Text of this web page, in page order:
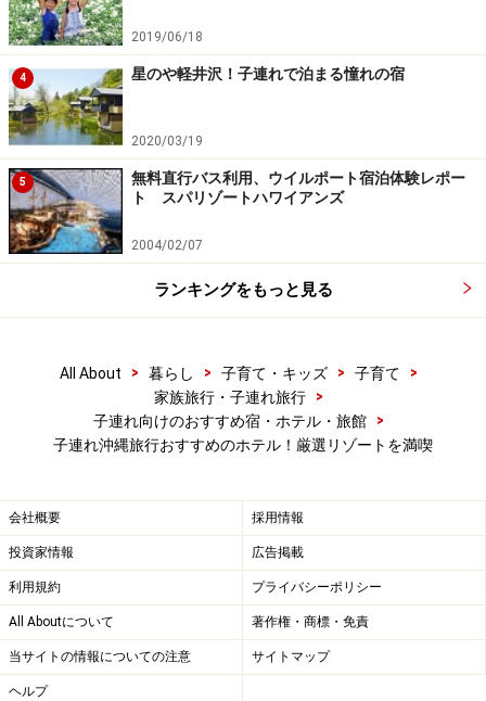
沖縄本島北部に広がる「やんばる」と呼ばれるありのま
まの大自然のなかに「JAL プライベートリゾート オク
マ」はあります。
夏休み期間は「オクマわんぱく教室」を開校
ファミリー向けのお部屋タイプは「ガーデンヴィラ」。
ス）があり、自宅にいるようなプライベートな空間が広
ガーデンヴィラのみ子供用ビニールプールや天体望遠鏡
の貸し出しも行っています。
JAL プライベートリゾート オクマ
住所：沖縄県国頭郡国頭村字奥間913
TEL：0980-41-2222
2019/06/18
4 星のや軽井沢！子連れで泊まる憧れの宿
2020/03/19
5
無料直行バス利用、ウイルポート宿泊体験レポー
ト スパリゾートハワイアンズ
2004/02/07
ランキングをもっと見る
All About > 暮らし > 子育て・キッズ > 子育て
>
家族旅行・子連れ旅行
>
子連れ向けのおすすめ宿・ホテル・旅館
>
子連れ沖縄旅行おすすめのホテル！厳選リゾートを満喫
会社概要 採用情報
投資家情報 広告掲載
利用規約 プライバシーポリシー
All Aboutについて 著作権・商標・免責
当サイトの情報についての注意 サイトマップ
ヘルプ